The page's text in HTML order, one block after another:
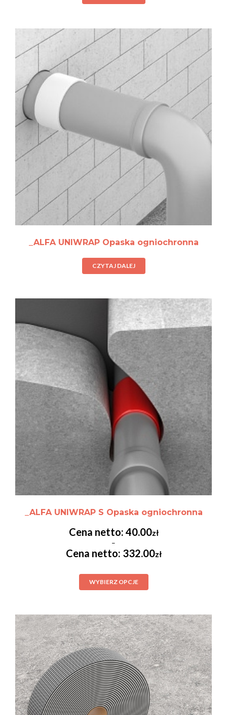
_ALFA UNIWRAP Opaska ogniochronna
CZYTAJ DALEJ
_ALFA UNIWRAP S Opaska ogniochronna
40.00zł
–
332.00zł
WYBIERZ OPCJE